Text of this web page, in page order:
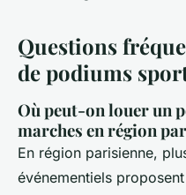
Questions
de podiums
Où peut-on louer un
marches en région
En région parisienne,
événementiels